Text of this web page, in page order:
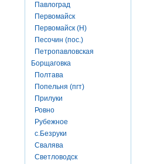
Павлоград
Первомайск
Первомайск (Н)
Песочин (пос.)
Петропавловская
Борщаговка
Полтава
Попельня (пгт)
Прилуки
Ровно
Рубежное
с.Безруки
Свалява
Светловодск